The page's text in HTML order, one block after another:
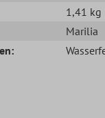
1,41 kg
Marilia